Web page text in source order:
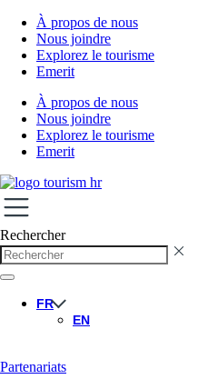
À propos de nous
Nous joindre
Explorez le tourisme
Emerit
À propos de nous
Nous joindre
Explorez le tourisme
Emerit
Rechercher
FR
EN
Partenariats